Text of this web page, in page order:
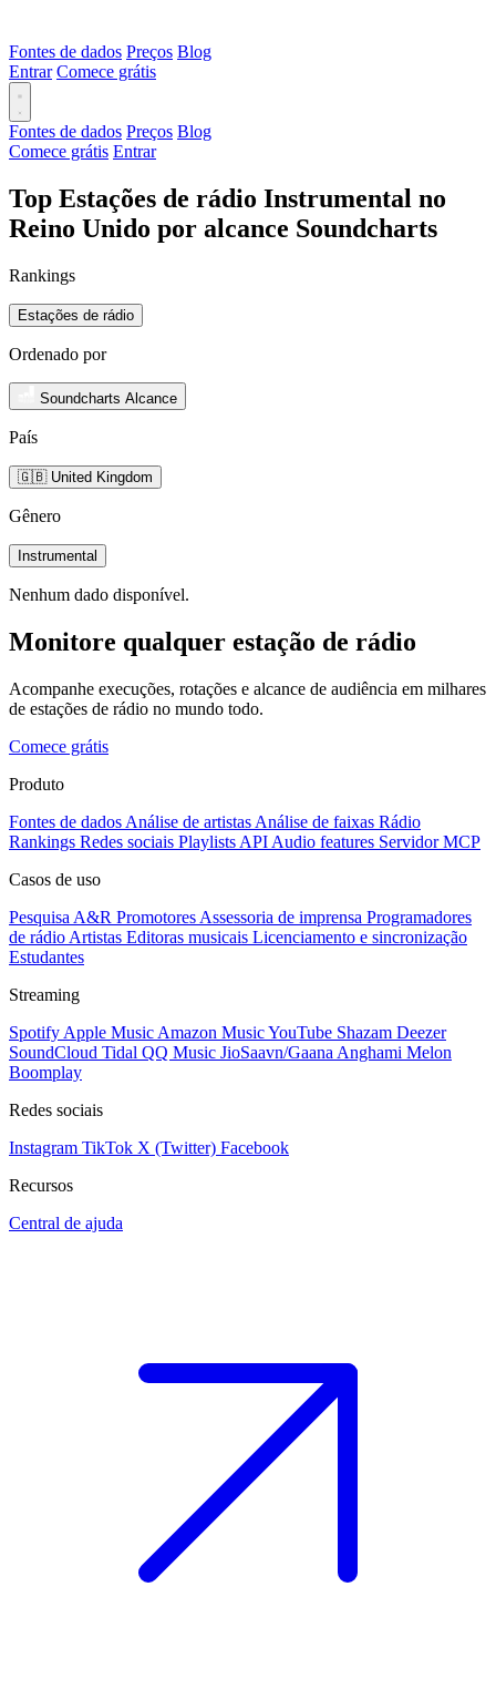
Fontes de dados Preços Blog
Entrar Comece grátis
Fontes de dados Preços Blog
Comece grátis Entrar
Top Estações de rádio Instrumental no
Reino Unido por alcance Soundcharts
Rankings
Estações de rádio
Ordenado por
Soundcharts Alcance
País
🇬🇧 United Kingdom
Gênero
Instrumental
Nenhum dado disponível.
Monitore qualquer estação de rádio
Acompanhe execuções, rotações e alcance de audiência em milhares
de estações de rádio no mundo todo.
Comece grátis
Produto
Fontes de dados Análise de artistas Análise de faixas Rádio
Rankings Redes sociais Playlists API Audio features Servidor MCP
Casos de uso
Pesquisa A&R Promotores Assessoria de imprensa Programadores
de rádio Artistas Editoras musicais Licenciamento e sincronização
Estudantes
Streaming
Spotify Apple Music Amazon MusicYouTube Shazam Deezer
SoundCloud Tidal QQ Music JioSaavn/Gaana Anghami Melon
Boomplay
Redes sociais
Instagram TikTok X (Twitter) Facebook
Recursos
Central de ajuda